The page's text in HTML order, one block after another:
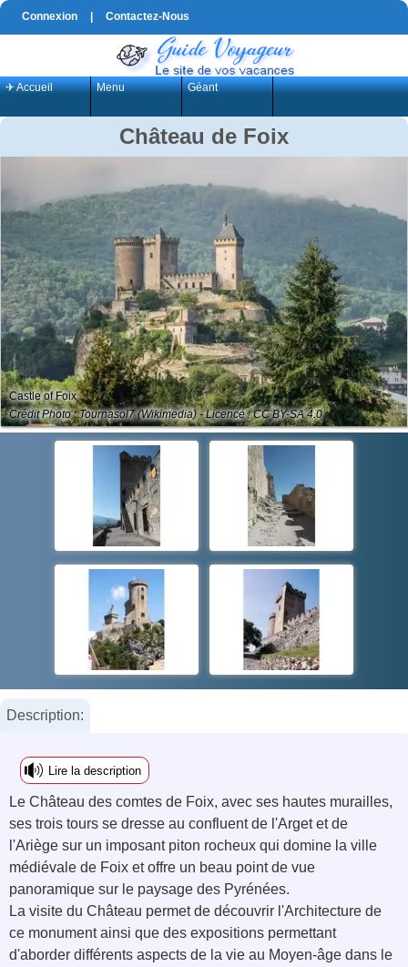
Connexion Contactez-Nous
✈ Accueil Menu Géant
Château de Foix
Castle of Foix
Crédit Photo : Tournasol7 (Wikimedia) - Licence : CC BY-SA 4.0
Description:
Lire la description
Le Château des comtes de Foix, avec ses hautes murailles,
ses trois tours se dresse au confluent de l'Arget et de
l'Ariège sur un imposant piton rocheux qui domine la ville
médiévale de Foix et offre un beau point de vue
panoramique sur le paysage des Pyrénées.
La visite du Château permet de découvrir l'Architecture de
ce monument ainsi que des expositions permettant
d'aborder différents aspects de la vie au Moyen-âge dans le